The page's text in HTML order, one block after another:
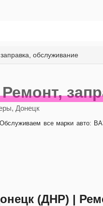
обслуживание
Донецк
все марки авто:
(ДНР) |